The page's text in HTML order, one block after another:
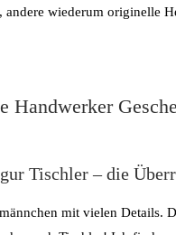
wiederum originelle
Handwerker
Tischler – die
mit vielen Details.